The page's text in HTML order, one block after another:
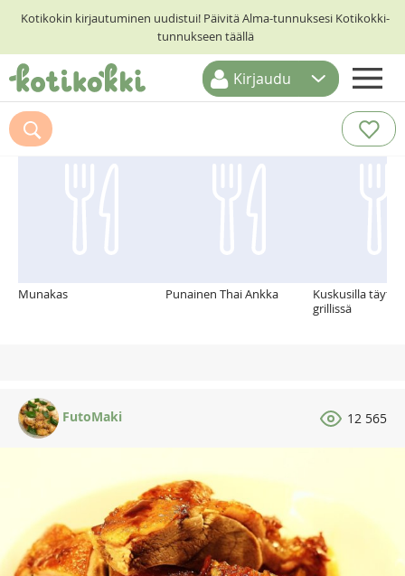
Kotikokin kirjautuminen uudistui! Päivitä Alma-tunnuksesi Kotikokki-
tunnukseen täällä
ETUSIVU
RESEPTIHAKU
Kirjaudu
Suosittelemme myös
Munakas Punainen Thai Ankka
Kuskusilla
grillissä
FutoMaki 12 565